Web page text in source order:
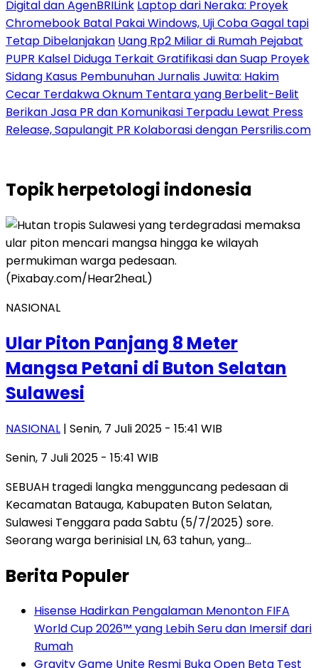
Digital dan AgenBRILink Laptop dari Neraka: Proyek
Chromebook Batal Pakai Windows, Uji Coba Gagal tapi
Tetap Dibelanjakan Uang Rp2 Miliar di Rumah Pejabat
PUPR Kalsel Diduga Terkait Gratifikasi dan Suap Proyek
Sidang Kasus Pembunuhan Jurnalis Juwita: Hakim
Cecar Terdakwa Oknum Tentara yang Berbelit-Belit
Berikan Jasa PR dan Komunikasi Terpadu Lewat Press
Release, Sapulangit PR Kolaborasi dengan Persrilis.com
Topikherpetologi indonesia
NASIONAL
Ular Piton Panjang 8 Meter
Mangsa Petani di Buton Selatan
Sulawesi
NASIONAL | Senin, 7 Juli 2025 - 15:41 WIB
Senin, 7 Juli 2025 - 15:41 WIB
SEBUAH tragedi langka mengguncang pedesaan di
Kecamatan Batauga, Kabupaten Buton Selatan,
Sulawesi Tenggara pada Sabtu (5/7/2025) sore.
Seorang warga berinisial LN, 63 tahun, yang…
Berita Populer
Hisense Hadirkan Pengalaman Menonton FIFA
World Cup 2026™ yang Lebih Seru dan Imersif dari
Rumah
Gravity Game Unite Resmi Buka Open Beta Test